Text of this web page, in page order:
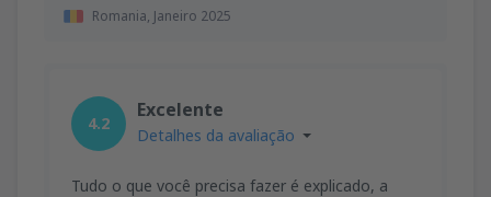
Romania, Janeiro 2025
4.2
Excelente
Detalhes da avaliação
Tudo o que você precisa fazer é explicado, a